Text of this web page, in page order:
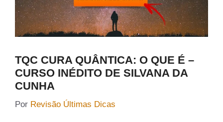
TQC CURA QUÂNTICA: O QUE É –
CURSO INÉDITO DE SILVANA DA
CUNHA
Por Revisão Últimas Dicas